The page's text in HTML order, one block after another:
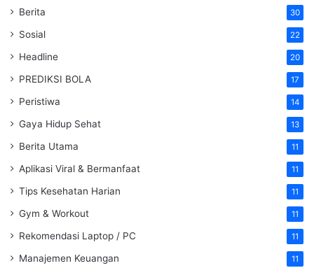
Berita 30
Sosial 22
Headline 20
PREDIKSI BOLA 17
Peristiwa 14
Gaya Hidup Sehat 13
Berita Utama 11
Aplikasi Viral & Bermanfaat 11
Tips Kesehatan Harian 11
Gym & Workout 11
Rekomendasi Laptop / PC 11
Manajemen Keuangan 11